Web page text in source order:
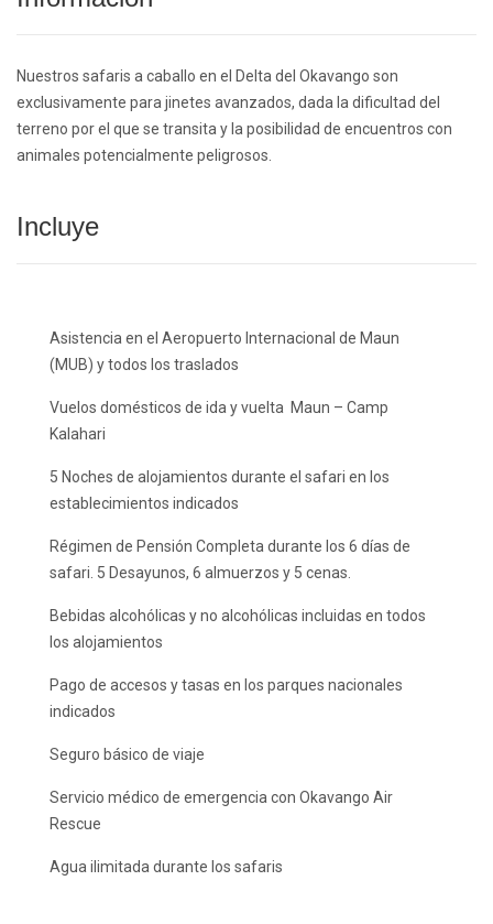
Nuestros safaris a caballo en el Delta del Okavango son
exclusivamente para jinetes avanzados, dada la dificultad del
terreno por el que se transita y la posibilidad de encuentros con
animales potencialmente peligrosos.
Incluye
Asistencia en el Aeropuerto Internacional de Maun
(MUB) y todos los traslados
Vuelos domésticos de ida y vuelta Maun – Camp
Kalahari
5 Noches de alojamientos durante el safari en los
establecimientos indicados
Régimen de Pensión Completa durante los 6 días de
safari. 5 Desayunos, 6 almuerzos y 5 cenas.
Bebidas alcohólicas y no alcohólicas incluidas en todos
los alojamientos
Pago de accesos y tasas en los parques nacionales
indicados
Seguro básico de viaje
Servicio médico de emergencia con Okavango Air
Rescue
Agua ilimitada durante los safaris